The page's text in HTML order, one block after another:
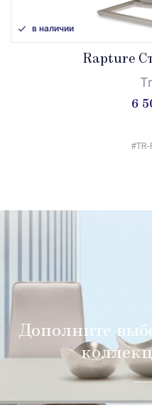
в наличии
Rapture
6
#TR-
Дополните